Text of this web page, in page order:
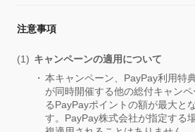
注意事項
キャンペーンの適用について
本キャンペーン、PayPay利用特
が同時開催する他の総付キャン
るPayPayポイントの額が最大と
す。PayPay株式会社が指定する